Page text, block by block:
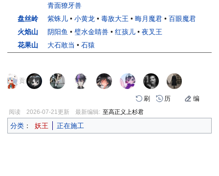
青面獠牙兽
盘丝岭
紫蛛儿 • 小黄龙 • 毒敌大王 • 晦月魔君 • 百眼魔君
火焰山
阴阳鱼 • 璧水金睛兽 • 红孩儿 • 夜叉王
花果山
大石敢当 • 石猿
页面贡献者 :
刷 历 编
阅读 2026-07-21 更新 最新编辑: 至高正义上杉君
分类 ： 妖王 正在施工